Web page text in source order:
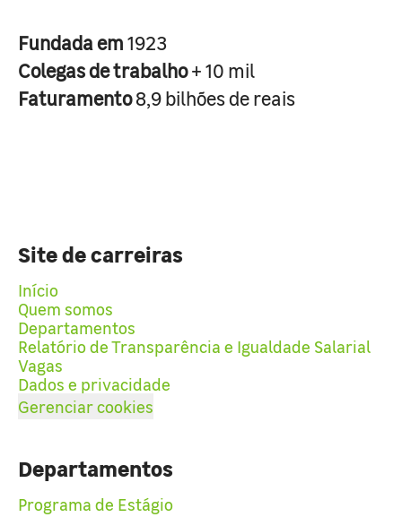
Fundada em1923
Colegas de trabalho+ 10 mil
Faturamento8,9 bilhões de reais
Site de carreiras
Início
Quem somos
Departamentos
Relatório de Transparência e Igualdade Salarial
Vagas
Dados e privacidade
Gerenciar cookies
Departamentos
Programa de Estágio